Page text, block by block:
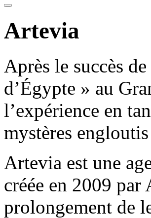
Artevia
Après le succès
d’Égypte » au
l’expérience en
mystères
Artevia est une
créée en 2009
prolongement de